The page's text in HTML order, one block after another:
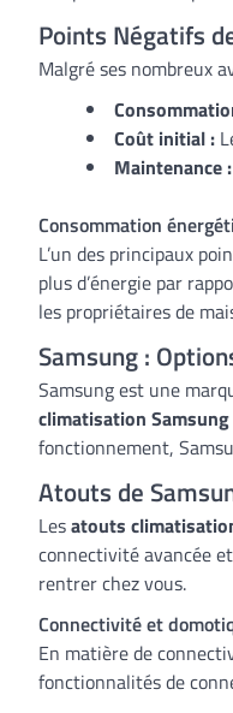
Points Négatifs
Malgré ses nombreux
Coût initial :
Maintenance :
Consommation
L’un des principaux
plus d’énergie par
les propriétaires de
Samsung :
Samsung est une
climatisation Samsung
fonctionnement,
Atouts de
Lesatouts
connectivité avancée
rentrer chez vous.
Connectivité et
En matière de
fonctionnalités de